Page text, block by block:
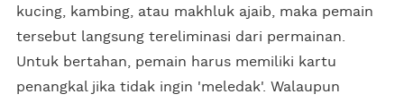
kucing, kambing, atau makhluk ajaib, maka pemain
tersebut langsung tereliminasi dari permainan.
Untuk bertahan, pemain harus memiliki kartu
penangkal jika tidak ingin 'meledak'. Walaupun